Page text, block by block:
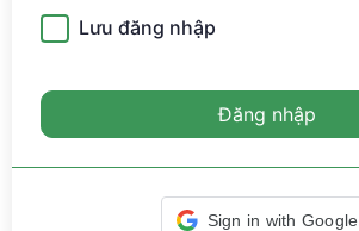
Lưu đăng nhập
Đăng nhập
Sign in with Google